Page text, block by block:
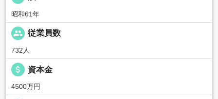
昭和61年
people 従業員数
732人
attach_money 資本金
4500万円